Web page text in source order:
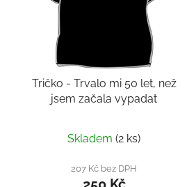
Tričko - Trvalo mi 50 let, než
jsem začala vypadat
Skladem(2 ks)
207 Kč bez DPH